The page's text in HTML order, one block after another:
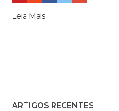
Leia Mais
ARTIGOS RECENTES